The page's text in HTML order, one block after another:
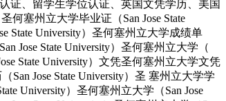
证、留学生学位认证、英国文凭学历、美国
何塞州立大学毕业证（San Jose State
State University）圣何塞州立大学成绩单
Jose State University）圣何塞州立大学（
State University）文凭圣何塞州立大学文凭
San Jose State University）圣 塞州立大学学
University）圣何塞州立大学（San Jose